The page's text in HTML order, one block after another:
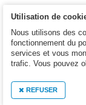
Utilisation de
Nous utilisons des
fonctionnement du
services et vous
trafic. Vous pouvez
REFUSER